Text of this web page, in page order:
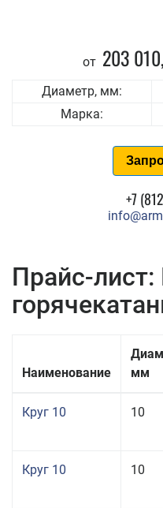
от 203
Диаметр, мм:
Марка:
+7
Прайс-лист:
Наименование
мм
Круг 10 10
Круг 10 10